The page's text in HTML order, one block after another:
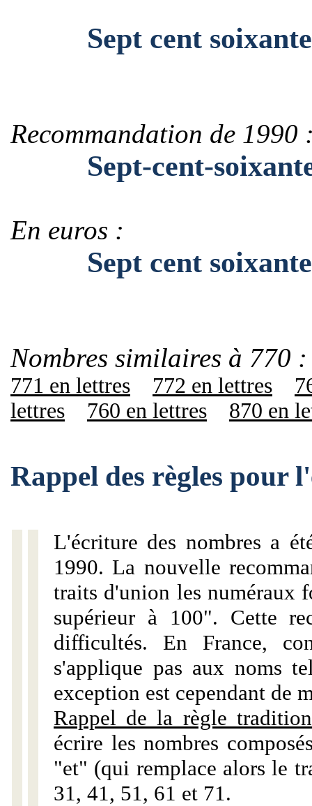
Sept cent
Recommandation de 1990
Sept-cent-
En euros :
Sept cent
Nombres similaires à 770 :
771 en lettres 772 en lettres
lettres
760 en lettres 870 en
Rappel des règles pour
L'écriture des nombres a
1990. La nouvelle
traits d'union les numéraux
supérieur à 100". Cette
difficultés. En France,
s'applique pas aux noms
exception est cependant de
Rappel de la règle
écrire les nombres
"et" (qui remplace alors le
31, 41, 51, 61 et 71.